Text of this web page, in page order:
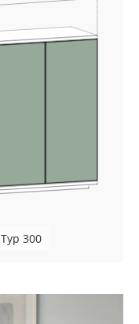
Typ 300